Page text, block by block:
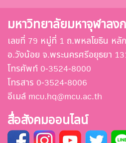
มหาวิทยาลัยมหาจุฬาล
เลขที่ 79 หมู่ที่ 1 ถ.พหลโยธิน หลั
อ.วังน้อย จ.พระนครศรีอยุธยา
โทรศัพท์ 0-3524-8000
โทรสาร 0-3524-8006
อีเมล์ mcu.hq@mcu.ac.th
สื่อสังคมออนไลน์